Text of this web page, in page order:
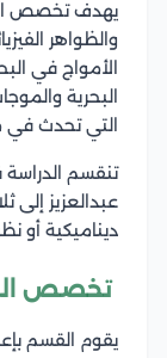
يهدف تخصص
والظواهر
الأمواج في
البحرية
التي تحدث في
تنقسم
عبدالعزيز إلى
ديناميكية أو
تخصص
يقوم القسم